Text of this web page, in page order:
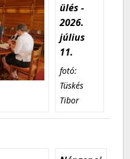
ülés -
2026.
július
11.
fotó:
Tüskés
Tibor